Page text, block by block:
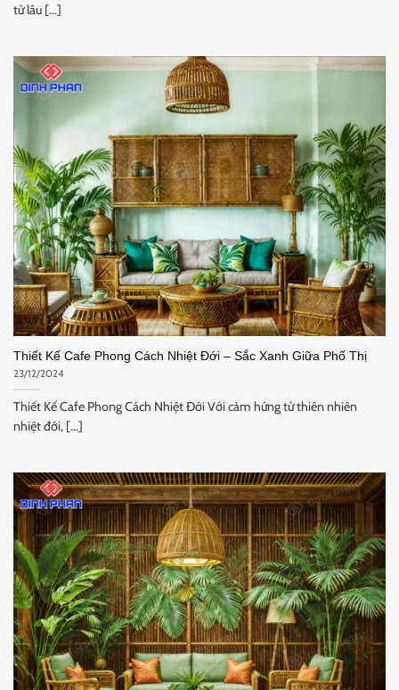
từ lâu [...]
Thiết Kế Cafe Phong Cách Nhiệt Đới – Sắc Xanh Giữa Phố Thị
23/12/2024
Thiết Kế Cafe Phong Cách Nhiệt Đới Với cảm hứng từ thiên nhiên
nhiệt đới, [...]